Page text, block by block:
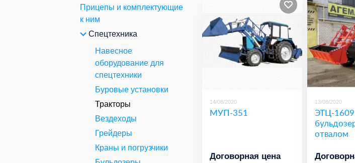
Прицепы и комплектующие
к ним
Спецтехника
Навесное
оборудование для
спецтехники
Буровые установки
Тракторы
Вездеходы
Грейдеры
Краны и погрузчики
14/08/2020
МУП-351
Договорная цена
13/08/2020
ЭТЦ-1609
отвалом